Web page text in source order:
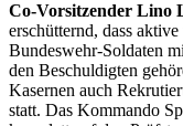
Co-Vorsitzender Lino
erschütternd, dass
Bundeswehr-Soldaten
den Beschuldigten
Kasernen auch
statt. Das Kommando